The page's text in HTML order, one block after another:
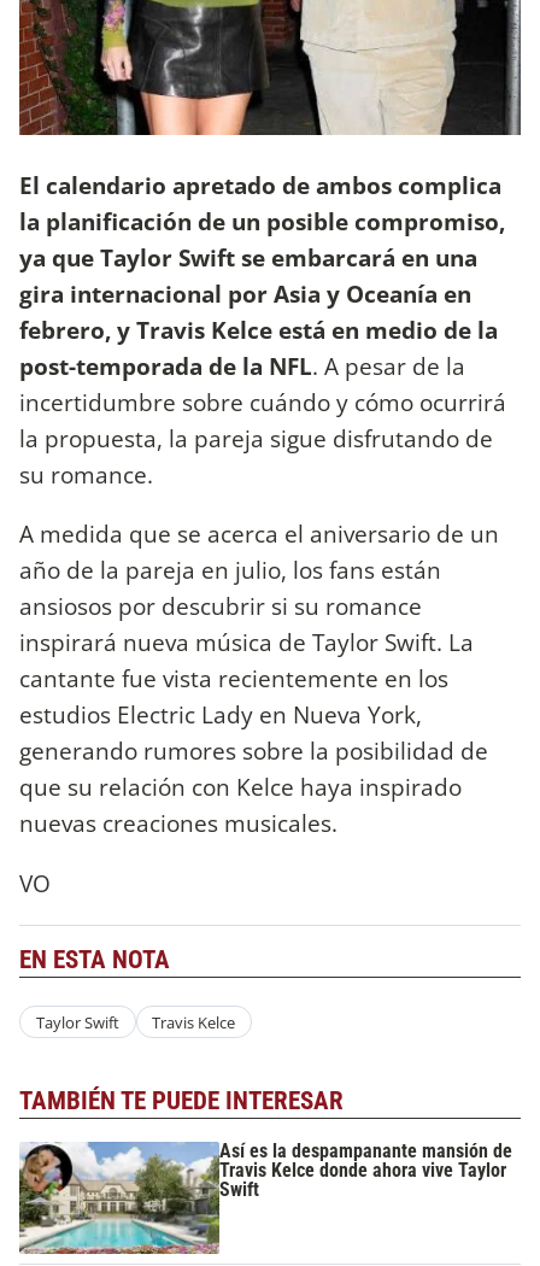
El calendario apretado de ambos complica
la planificación de un posible compromiso,
ya que Taylor Swift se embarcará en una
gira internacional por Asia y Oceanía en
febrero, y Travis Kelce está en medio de la
post-temporada de la NFL. A pesar de la
incertidumbre sobre cuándo y cómo ocurrirá
la propuesta, la pareja sigue disfrutando de
su romance.
A medida que se acerca el aniversario de un
año de la pareja en julio, los fans están
ansiosos por descubrir si su romance
inspirará nueva música de Taylor Swift. La
cantante fue vista recientemente en los
estudios Electric Lady en Nueva York,
generando rumores sobre la posibilidad de
que su relación con Kelce haya inspirado
nuevas creaciones musicales.
VO
EN ESTA NOTA
Taylor Swift Travis Kelce
TAMBIÉN TE PUEDE INTERESAR
Así es la despampanante mansión de
Travis Kelce donde ahora vive Taylor
Swift